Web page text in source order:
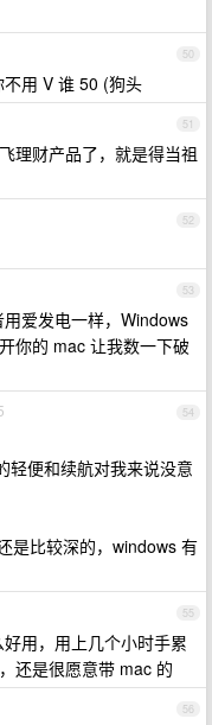
50
用 V 谁 50 (狗头
51
理财产品了，就是得当祖
52
53
爱发电一样，Windows
你的 mac 让我数一下破
54
轻便和续航对我来说没意
是比较深的，windows 有
55
用，用上几个小时手累
还是很愿意带 mac 的
56